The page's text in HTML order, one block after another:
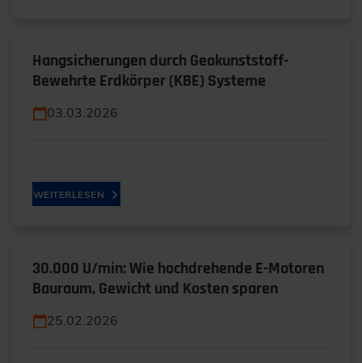
Hangsicherungen durch Geokunststoff-
Bewehrte Erdkörper (KBE) Systeme
03.03.2026
WEITERLESEN
30.000 U/min: Wie hochdrehende E-Motoren
Bauraum, Gewicht und Kosten sparen
25.02.2026